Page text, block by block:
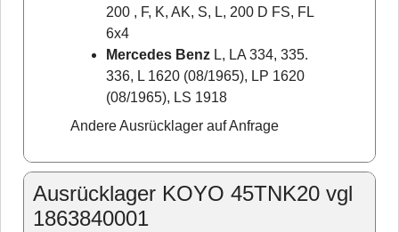
200 , F, K, AK, S, L, 200 D FS, FL
6x4
Mercedes Benz L, LA 334, 335.
336, L 1620 (08/1965), LP 1620
(08/1965), LS 1918
Andere Ausrücklager auf Anfrage
Ausrücklager KOYO 45TNK20 vgl
1863840001